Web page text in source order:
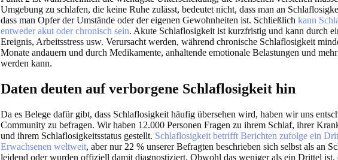
Umgebung zu schlafen, die keine Ruhe zulässt, bedeutet nicht, dass man an
dass man Opfer der Umstände oder der eigenen Gewohnheiten ist. Schließlich kann
entweder akut oder chronisch sein. Akute Schlaflosigkeit ist kurzfristig und kann durch
Ereignis, Arbeitsstress usw. Verursacht werden, während chronische Schlaflosigkeit
Monate andauern und durch Medikamente, anhaltende emotionale Belastungen und
werden kann.
Daten deuten auf verborgene Schlaflosigkeit hin
Da es Belege dafür gibt, dass Schlaflosigkeit häufig übersehen wird, haben wir uns
Community zu befragen. Wir haben 12.000 Personen Fragen zu ihrem Schlaf, ihrer
und ihrem Schlaflosigkeitsstatus gestellt. Schlaflosigkeit betrifft Berichten zufolge ein
Erwachsenen weltweit, aber nur 22 % unserer Befragten beschrieben sich selbst als an
leidend oder wurden offiziell damit diagnostiziert. Obwohl das weniger als ein Drittel ist,